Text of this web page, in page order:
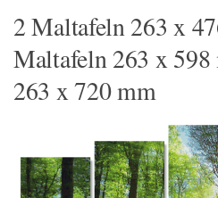
2 Maltafeln 263 x
Maltafeln 263 x
263 x 720 mm